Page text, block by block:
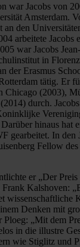
war Jacobs von
Amsterdam.
an den
arbeitete Jacobs
war Jacobs
in
der Erasmus
tätig. Er
Chicago (2003),
durch.
hinaus hat
gearbeitet. In den
Fellow
er „Der
Kalshoven:
wissenschaftliche
Denken mit
„Mit dem
in die illustre
wie Stiglitz und